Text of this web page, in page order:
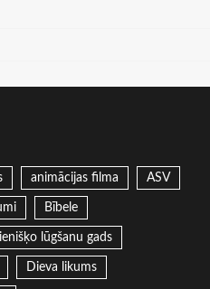
animācijas filma ASV
Bībele
lūgšanu gads
Dieva likums